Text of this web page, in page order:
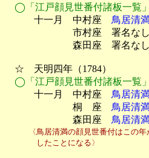
◯「江戸顔見世番付諸板一覧」
十一月　中村座 鳥居清
市村座　署名なし　中
森田座　署名なし　
☆　天明四年（1784）
◯「江戸顔見世番付諸板一覧」
十一月　中村座 鳥居清
桐　座 鳥居清
森田座 鳥居清
〈鳥居清満の顔見世番付はこの年が
したことになる〉